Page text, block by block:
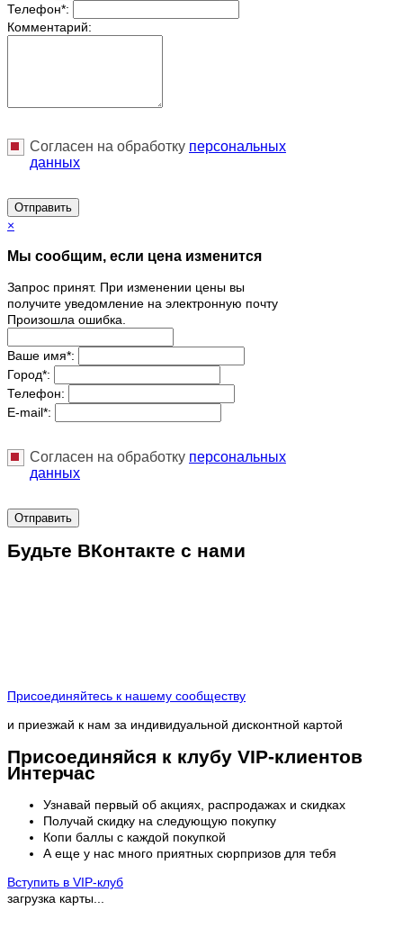
Телефон*:
Комментарий:
Согласен на обработку персональныx
данных
Отправить
×
Мы сообщим, если цена изменится
Запрос принят. При изменении цены вы
получите уведомление на электронную почту
Произошла ошибка.
Ваше имя*:
Город*:
Телефон:
E-mail*:
Согласен на обработку персональныx
данных
Отправить
Будьте ВКонтакте с нами
Присоединяйтесь к нашему сообществу
и приезжай к нам за индивидуальной дисконтной картой
Присоединяйся к клубу VIP-клиентов
Интерчас
Узнавай первый об акциях, распродажах и скидках
Получай скидку на следующую покупку
Копи баллы с каждой покупкой
А еще у нас много приятных сюрпризов для тебя
Вступить в VIP-клуб
загрузка карты...